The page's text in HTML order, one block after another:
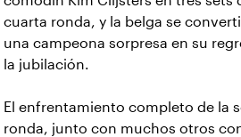
cuarta ronda, y la belga se
una campeona sorpresa en su
la jubilación.
El enfrentamiento completo de la
ronda, junto con muchos otros